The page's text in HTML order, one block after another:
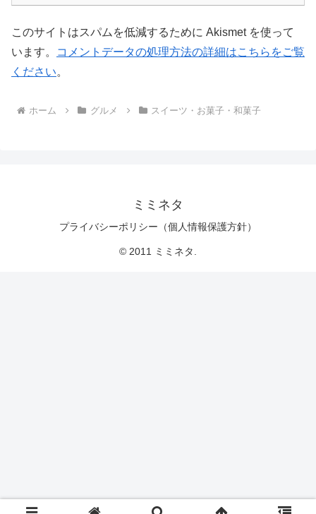
このサイトはスパムを低減するために Akismet を使って
います。
コメントデータの処理方法の詳細はこちらをご覧
ください。
ホーム グルメ スイーツ・お菓子・和菓子
ミミネタ
プライバシーポリシー（個人情報保護方針）
© 2011 ミミネタ.